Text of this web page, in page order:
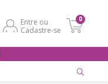
Entre ou
Cadastre-se
0